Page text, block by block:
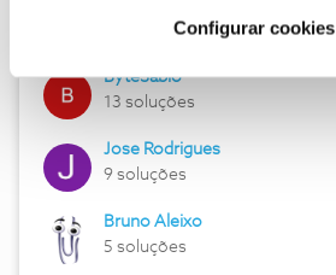
Configurar cookies
17 soluções
ByteSábio
13 soluções
Jose Rodrigues
9 soluções
Bruno Aleixo
5 soluções